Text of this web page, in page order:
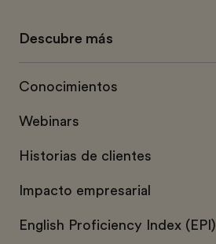
Descubre más
Conocimientos
Webinars
Historias de clientes
Impacto empresarial
English Proficiency Index (EPI)